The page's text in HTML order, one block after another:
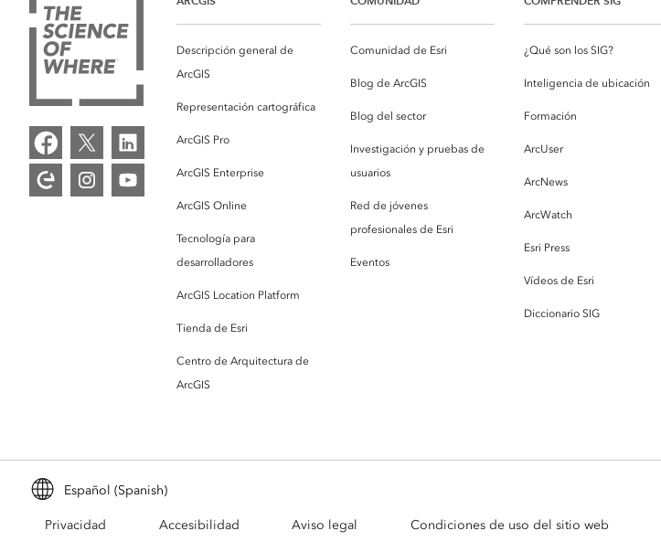
Descripción general de
ArcGIS
Representación cartográfica
ArcGIS Pro
ArcGIS Enterprise
ArcGIS Online
Tecnología para
desarrolladores
ArcGIS Location Platform
Tienda de Esri
Centro de Arquitectura de
ArcGIS
Comunidad de Esri
Blog de ArcGIS
Blog del sector
Investigación y pruebas de
usuarios
Red de jóvenes
profesionales de Esri
Eventos
¿Qué son los SIG?
Inteligencia de ubicación
Formación
ArcUser
ArcNews
ArcWatch
Esri Press
Vídeos de Esri
Diccionario SIG
Español (Spanish)
Privacidad Accesibilidad Aviso legal Condiciones de uso del sitio web